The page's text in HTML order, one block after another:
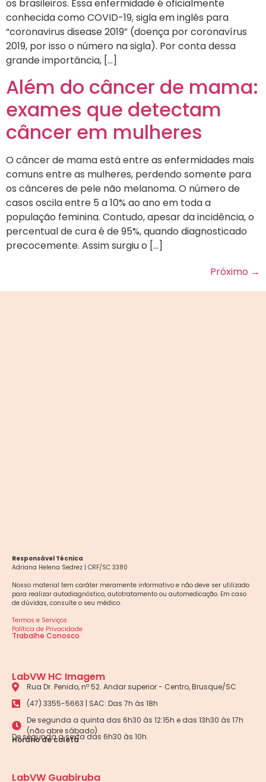
os brasileiros. Essa enfermidade é oficialmente
conhecida como COVID-19, sigla em inglês para
“coronavirus disease 2019” (doença por coronavírus
2019, por isso o número na sigla). Por conta dessa
grande importância, […]
Além do câncer de mama:
exames que detectam
câncer em mulheres
O câncer de mama está entre as enfermidades mais
comuns entre as mulheres, perdendo somente para
os cânceres de pele não melanoma. O número de
casos oscila entre 5 a 10% ao ano em toda a
população feminina. Contudo, apesar da incidência, o
percentual de cura é de 95%, quando diagnosticado
precocemente. Assim surgiu o […]
Próximo →
Responsável Técnica
Adriana Helena Sedrez | CRF/SC 3380
Nosso material tem caráter meramente informativo e não deve ser utilizado
para realizar autodiagnóstico, autotratamento ou automedicação. Em caso
de dúvidas, consulte o seu médico.
Termos e Serviços
Política de Privacidade
Trabalhe Conosco
LabVW HC Imagem
Rua Dr. Penido, nº 52. Andar superior - Centro, Brusque/SC
(47) 3355-5663 | SAC: Das 7h às 18h
De segunda a quinta das 6h30 às 12:15h e das 13h30 às 17h
(não abre sábado).
Horário de coleta
De segunda a sexta das 6h30 às 10h.
LabVW Guabiruba